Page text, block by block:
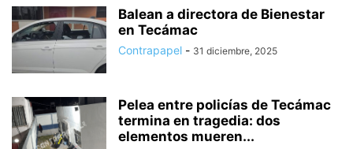
Balean a directora de Bienestar
en Tecámac
Contrapapel - 31 diciembre, 2025
Pelea entre policías de Tecámac
termina en tragedia: dos
elementos mueren...